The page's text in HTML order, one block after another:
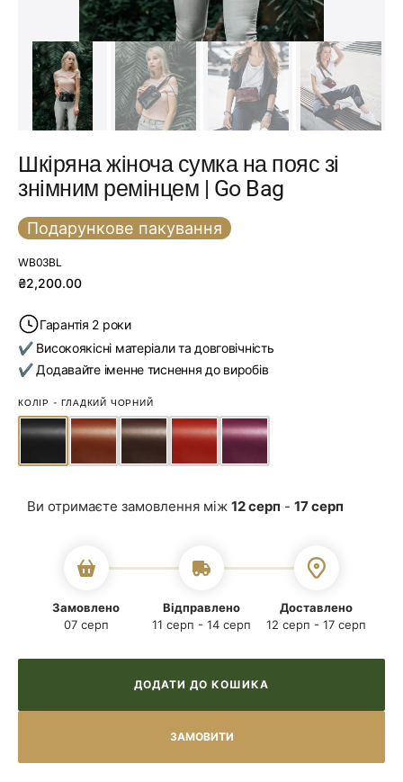
Шкіряна жіноча сумка на пояс зі
знімним ремінцем | Go Bag
Подарункове пакування
SKU:
WB03BL
Звичайна
₴2,200.00
Гарантія 2 роки
✔ Високоякісні матеріали та довговічність
✔ Додавайте іменне тиснення до виробів
КОЛІР -ГЛАДКИЙ ЧОРНИЙ
Ви отримаєте замовлення між 12 серп - 17 серп
Замовлено
07 серп
Відправлено
11 серп - 14 серп
Доставлено
12 серп - 17 серп
ДОДАТИ ДО КОШИКА